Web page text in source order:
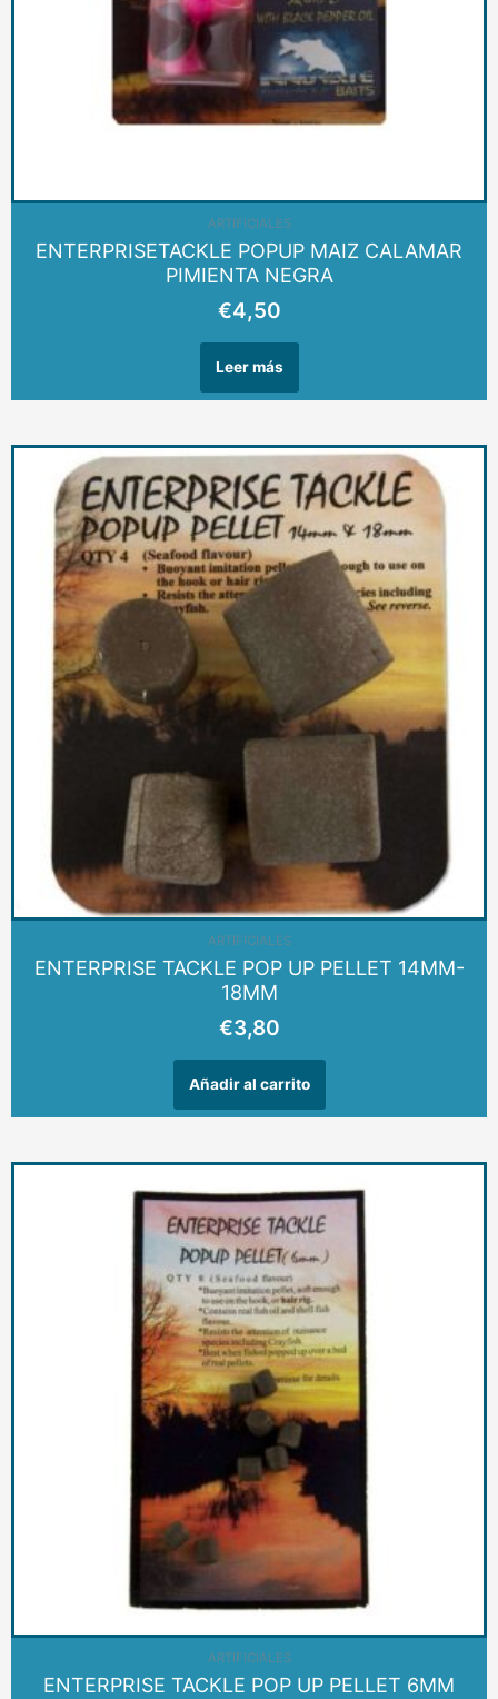
ARTIFICIALES
ENTERPRISETACKLE POPUP MAIZ CALAMAR
PIMIENTA NEGRA
€4,50
Leer más
ARTIFICIALES
ENTERPRISE TACKLE POP UP PELLET 14MM-
18MM
€3,80
Añadir al carrito
ARTIFICIALES
ENTERPRISE TACKLE POP UP PELLET 6MM